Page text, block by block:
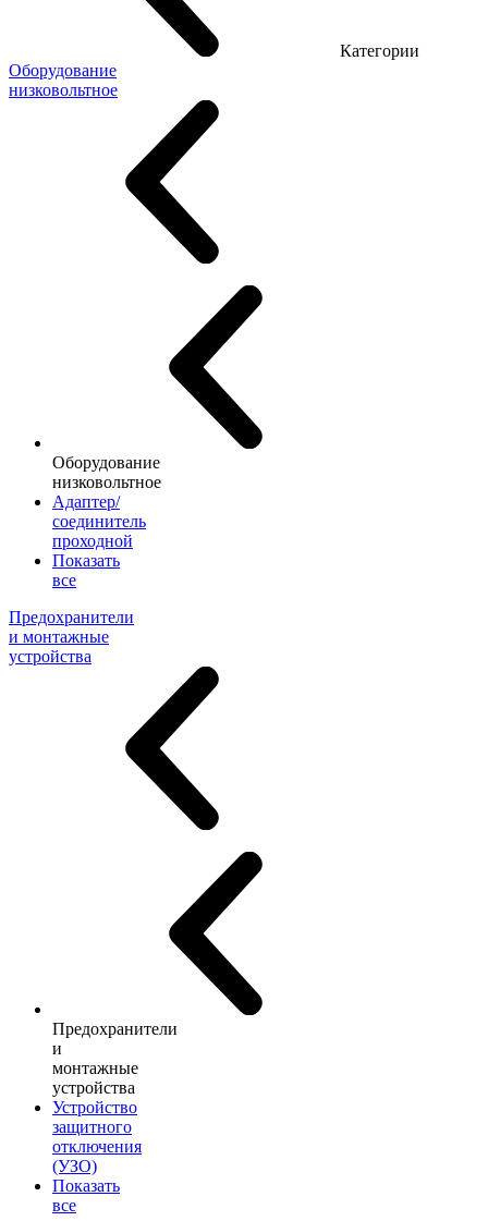
Категории
Оборудование
низковольтное
Оборудование
низковольтное
Адаптер/
соединитель
проходной
Показать
все
Предохранители
и монтажные
устройства
Предохранители
и
монтажные
устройства
Устройство
защитного
отключения
(УЗО)
Показать
все